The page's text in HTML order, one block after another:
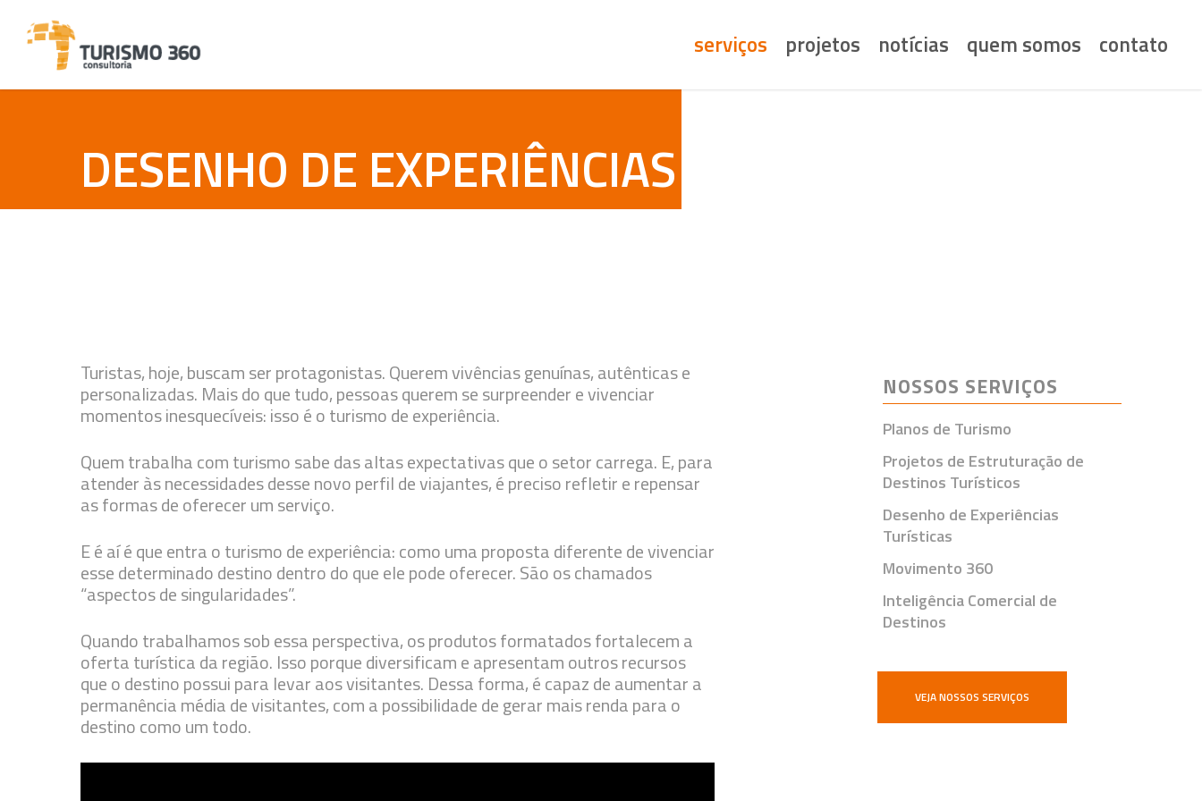
main
content
serviços projetos notícias quem somos contato
DESENHO DE EXPERIÊNCIAS TURÍSTICAS
Turistas, hoje, buscam ser protagonistas. Querem vivências genuínas, autênticas e
personalizadas. Mais do que tudo, pessoas querem se surpreender e vivenciar
momentos inesquecíveis: isso é o turismo de experiência.
Quem trabalha com turismo sabe das altas expectativas que o setor carrega. E, para
atender às necessidades desse novo perfil de viajantes, é preciso refletir e repensar
as formas de oferecer um serviço.
E é aí é que entra o turismo de experiência: como uma proposta diferente de vivenciar
esse determinado destino dentro do que ele pode oferecer. São os chamados
“aspectos de singularidades”.
Quando trabalhamos sob essa perspectiva, os produtos formatados fortalecem a
oferta turística da região. Isso porque diversificam e apresentam outros recursos
que o destino possui para levar aos visitantes. Dessa forma, é capaz de aumentar a
permanência média de visitantes, com a possibilidade de gerar mais renda para o
destino como um todo.
NOSSOS SERVIÇOS
Planos de Turismo
Projetos de Estruturação de
Destinos Turísticos
Desenho de Experiências
Turísticas
Movimento 360
Inteligência Comercial de
Destinos
VEJA NOSSOS SERVIÇOS